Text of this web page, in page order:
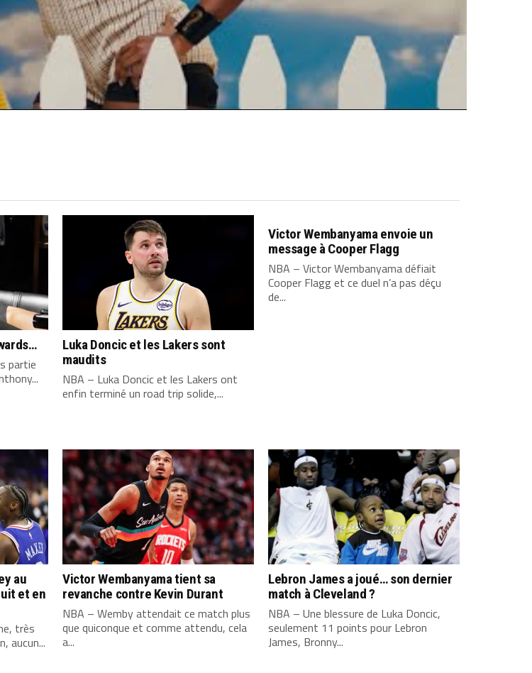
partie
Luka Doncic et les Lakers sont
maudits
NBA – Luka Doncic et les Lakers ont
enfin terminé un road trip solide,...
Victor Wembanyama envoie un
message à Cooper Flagg
NBA – Victor Wembanyama défiait
Cooper Flagg et ce duel n’a pas déçu
de...
au
et en
très
aucun...
Victor Wembanyama tient sa
revanche contre Kevin Durant
NBA – Wemby attendait ce match plus
que quiconque et comme attendu, cela
a...
Lebron James a joué… son dernier
match à Cleveland ?
NBA – Une blessure de Luka Doncic,
seulement 11 points pour Lebron
James, Bronny...